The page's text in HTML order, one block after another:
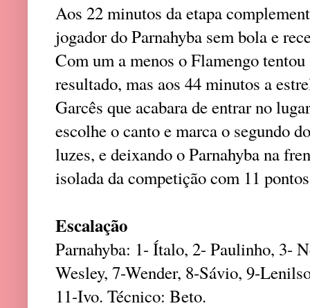
Aos 22 minutos da etapa
jogador do Parnahyba sem bola e
Com um a menos o Flamengo
resultado, mas aos 44 minutos a
Garcês que acabara de entrar no
escolhe o canto e marca o segundo
luzes, e deixando o Parnahyba na
isolada da competição com 11
Escalação
Parnahyba: 1- Ítalo, 2- Paulinho, 3-
Wesley, 7-Wender, 8-Sávio, 9-
11-Ivo. Técnico: Beto.